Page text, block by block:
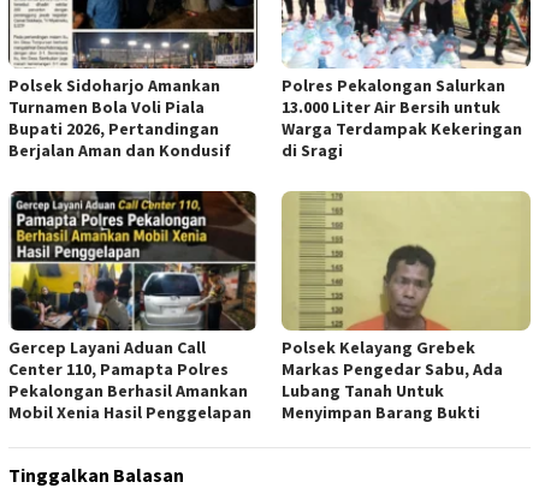
Polsek Sidoharjo Amankan
Turnamen Bola Voli Piala
Bupati 2026, Pertandingan
Berjalan Aman dan Kondusif
Polres Pekalongan Salurkan
13.000 Liter Air Bersih untuk
Warga Terdampak Kekeringan
di Sragi
Gercep Layani Aduan Call
Center 110, Pamapta Polres
Pekalongan Berhasil Amankan
Mobil Xenia Hasil Penggelapan
Polsek Kelayang Grebek
Markas Pengedar Sabu, Ada
Lubang Tanah Untuk
Menyimpan Barang Bukti
Tinggalkan Balasan